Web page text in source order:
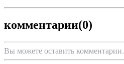
комментарии(0)
Вы можете оставить комментарии.